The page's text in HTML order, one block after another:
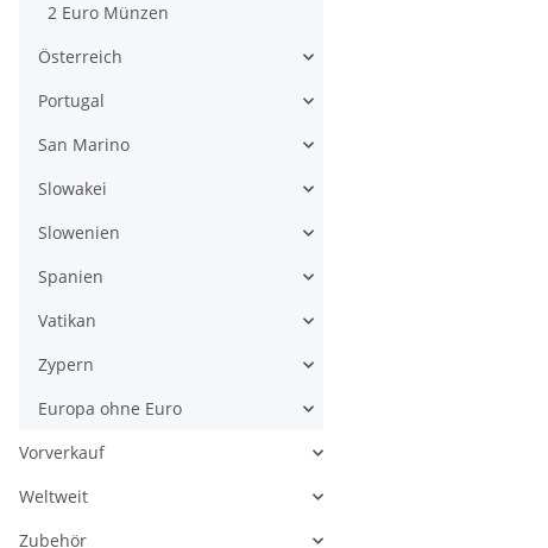
2 Euro Münzen
Österreich
Portugal
San Marino
Slowakei
Slowenien
Spanien
Vatikan
Zypern
Europa ohne Euro
Vorverkauf
Weltweit
Zubehör